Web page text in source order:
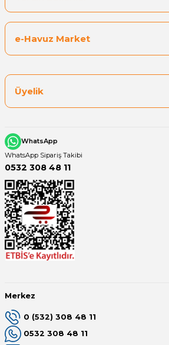
e-Havuz Market
Üyelik
WhatsApp
WhatsApp Sipariş Takibi
0532 308 48 11
Merkez
0 (532) 308 48 11
0532 308 48 11